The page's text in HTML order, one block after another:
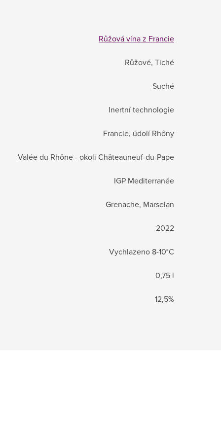
Růžová vína z Francie
Růžové, Tiché
Suché
Inertní technologie
Francie, údolí Rhôny
Valée du Rhône - okolí Châteauneuf-du-Pape
IGP Mediterranée
Grenache, Marselan
2022
Vychlazeno 8-10°C
0,75 l
12,5%